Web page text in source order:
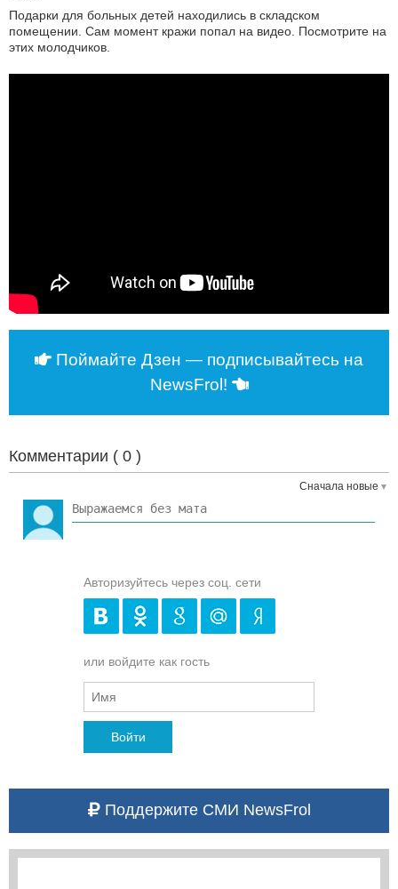
Подарки для больных детей находились в складском
помещении. Сам момент кражи попал на видео. Посмотрите на
этих молодчиков.
Поймайте Дзен — подписывайтесь на
NewsFrol!
Комментарии ( 0 )
Сначала новые
Авторизуйтесь через соц. сети
или войдите как гость
Войти
Поддержите СМИ NewsFrol